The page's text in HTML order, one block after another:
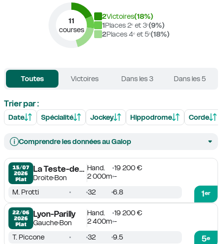
11
courses
2Victoires(18%)
1Places 2ᵉ et 3ᵉ(9%)
2Places 4ᵉ et 5ᵉ(18%)
Toutes Victoires Dans les 3 Dans les 5
Trier par :
Date Spécialité Jockey Hippodrome Corde
Comprendre les données au Galop
15/07
2026
Plat
La Teste-de-Buch
DroiteBon
Hand.
19 200 €
2 000m -
1er
M. Protti 32 6.8
22/06
2026
Plat
Lyon-Parilly
GaucheBon
Hand.
19 200 €
2 400m -
5e
T. Piccone 32 9.5